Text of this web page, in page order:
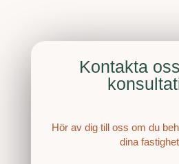
Kontakta
Hör av dig till oss om du
dina